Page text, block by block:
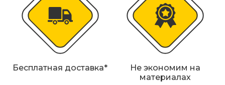
Дорожное оборудование
Железнодорожные путевые знаки
Прочее
Бесплатная доставка*
Не экономим на
материалах